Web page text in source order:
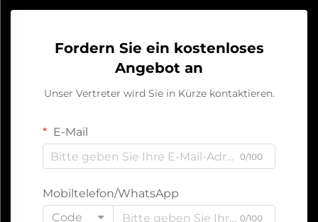
Fordern Sie ein kostenloses
Angebot an
Unser Vertreter wird Sie in Kürze kontaktieren.
E-Mail
0/100
Mobiltelefon/WhatsApp
Code
0/100